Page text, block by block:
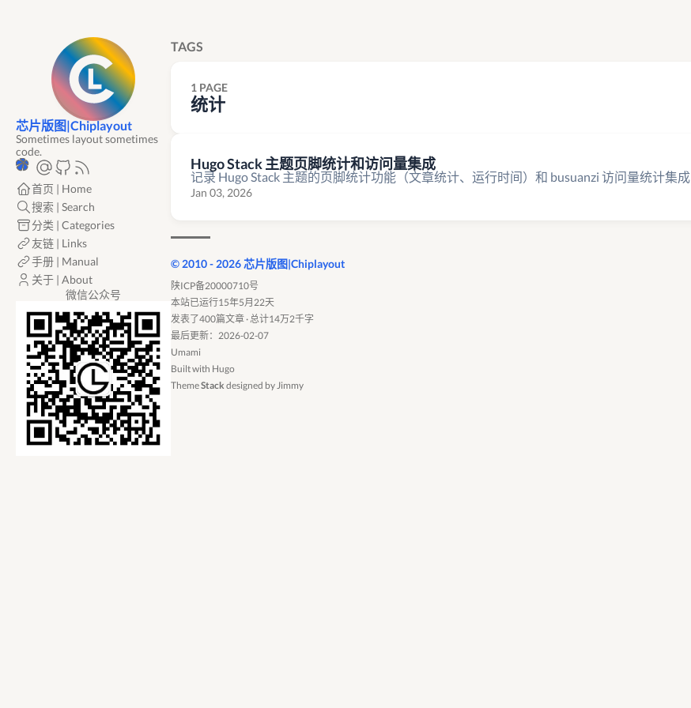
芯片版图|Chiplayout
Sometimes layout sometimes
code.
首页 | Home
搜索 | Search
分类 | Categories
友链 | Links
手册 | Manual
关于 | About
微信公众号
TAGS
1 PAGE
统计
Hugo Stack 主题页脚统计和访问量集成
记录 Hugo Stack 主题的页脚统计功能（文章统计、运行时间）和 busuanzi 访问量统计集成
Jan 03, 2026
© 2010 - 2026 芯片版图|Chiplayout
陕ICP备20000710号
本站已运行15年5月22天
发表了400篇文章 · 总计14万2千字
最后更新：2026-02-07
Umami
Built with Hugo
ThemeStack designed byJimmy